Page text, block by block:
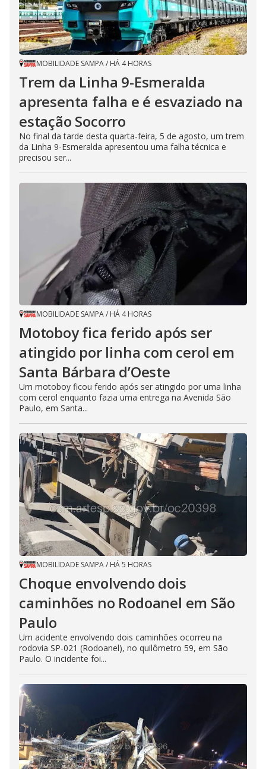
MOBILIDADE SAMPA/ HÁ 4 HORAS
Trem da Linha 9-Esmeralda
apresenta falha e é esvaziado na
estação Socorro
No final da tarde desta quarta-feira, 5 de agosto, um trem
da Linha 9-Esmeralda apresentou uma falha técnica e
precisou ser...
MOBILIDADE SAMPA/ HÁ 4 HORAS
Motoboy fica ferido após ser
atingido por linha com cerol em
Santa Bárbara d’Oeste
Um motoboy ficou ferido após ser atingido por uma linha
com cerol enquanto fazia uma entrega na Avenida São
Paulo, em Santa...
MOBILIDADE SAMPA/ HÁ 5 HORAS
Choque envolvendo dois
caminhões no Rodoanel em São
Paulo
Um acidente envolvendo dois caminhões ocorreu na
rodovia SP-021 (Rodoanel), no quilômetro 59, em São
Paulo. O incidente foi...